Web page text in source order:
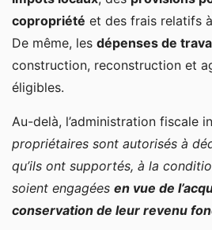
copropriété et des frais relatifs
De même, les dépenses de
construction, reconstruction et
éligibles.
Au-delà, l’administration fiscale
propriétaires sont autorisés à
qu’ils ont supportés, à la
soient engagées en vue de
conservation de leur revenu